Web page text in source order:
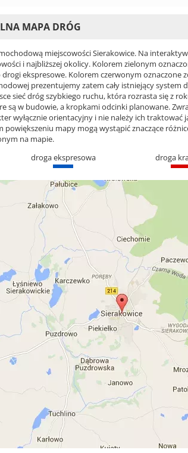
MAPA DRÓG
miejscowości Sierakowice. Na
i najbliższej okolicy. Kolorem zielonym
ekspresowe. Kolorem czerwonym oznaczone
prezentujemy zatem cały istniejący system
sieć dróg szybkiego ruchu, która rozrasta się z
są w budowie, a kropkami odcinki planowane.
wyłącznie orientacyjny i nie należy ich traktować
mapy mogą wystąpić znaczące
na mapie.
droga ekspresowa droga